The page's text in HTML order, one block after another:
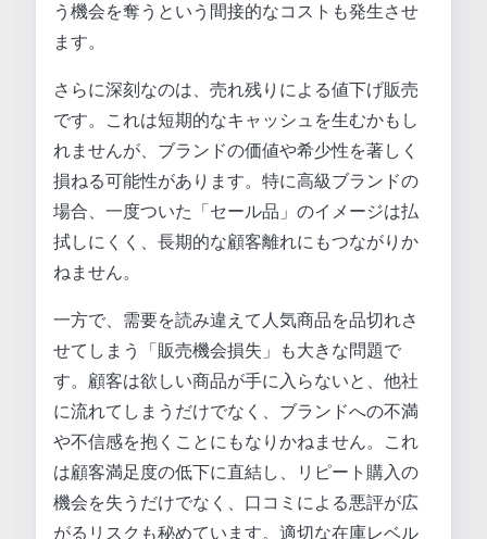
う機会を奪うという間接的なコストも発生させ
ます。
さらに深刻なのは、売れ残りによる値下げ販売
です。これは短期的なキャッシュを生むかもし
れませんが、ブランドの価値や希少性を著しく
損ねる可能性があります。特に高級ブランドの
場合、一度ついた「セール品」のイメージは払
拭しにくく、長期的な顧客離れにもつながりか
ねません。
一方で、需要を読み違えて人気商品を品切れさ
せてしまう「販売機会損失」も大きな問題で
す。顧客は欲しい商品が手に入らないと、他社
に流れてしまうだけでなく、ブランドへの不満
や不信感を抱くことにもなりかねません。これ
は顧客満足度の低下に直結し、リピート購入の
機会を失うだけでなく、口コミによる悪評が広
がるリスクも秘めています。適切な在庫レベル